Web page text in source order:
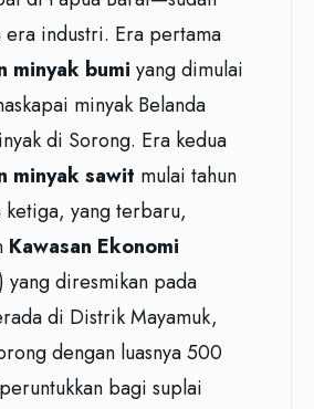
industri. Era pertama
minyak bumi yang dimulai
minyak Belanda
di Sorong. Era kedua
minyak sawit mulai tahun
yang terbaru,
Kawasan Ekonomi
yang diresmikan pada
di Distrik Mayamuk,
dengan luasnya 500
bagi suplai